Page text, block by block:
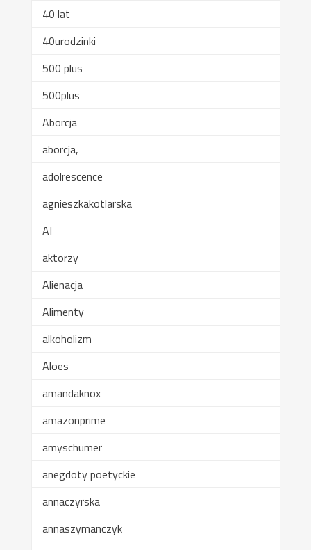
40 lat
40urodzinki
500 plus
500plus
Aborcja
aborcja,
adolrescence
agnieszkakotlarska
AI
aktorzy
Alienacja
Alimenty
alkoholizm
Aloes
amandaknox
amazonprime
amyschumer
anegdoty poetyckie
annaczyrska
annaszymanczyk